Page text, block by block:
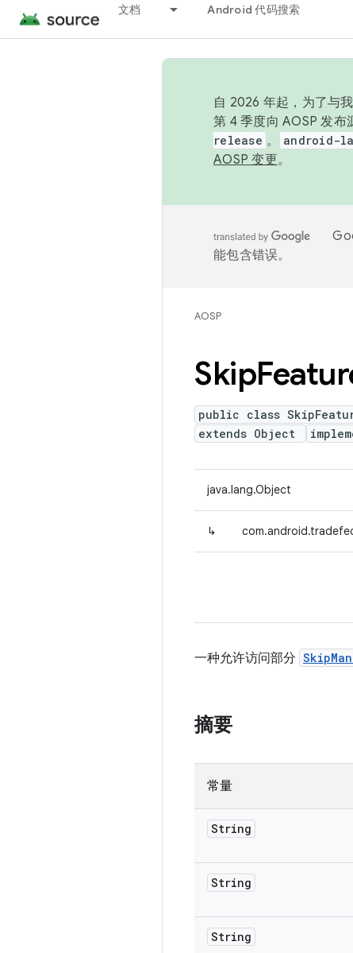
文档 Android 代码搜索
自 2026 年起，为了与
第 4 季度向 AOSP 发布
release 。 android-
AOSP 变更。
能包含错误。
AOSP
Skip
public class
extends Object
java.lang.Object
↳
一种允许访问部分
摘要
常量
String
String
String